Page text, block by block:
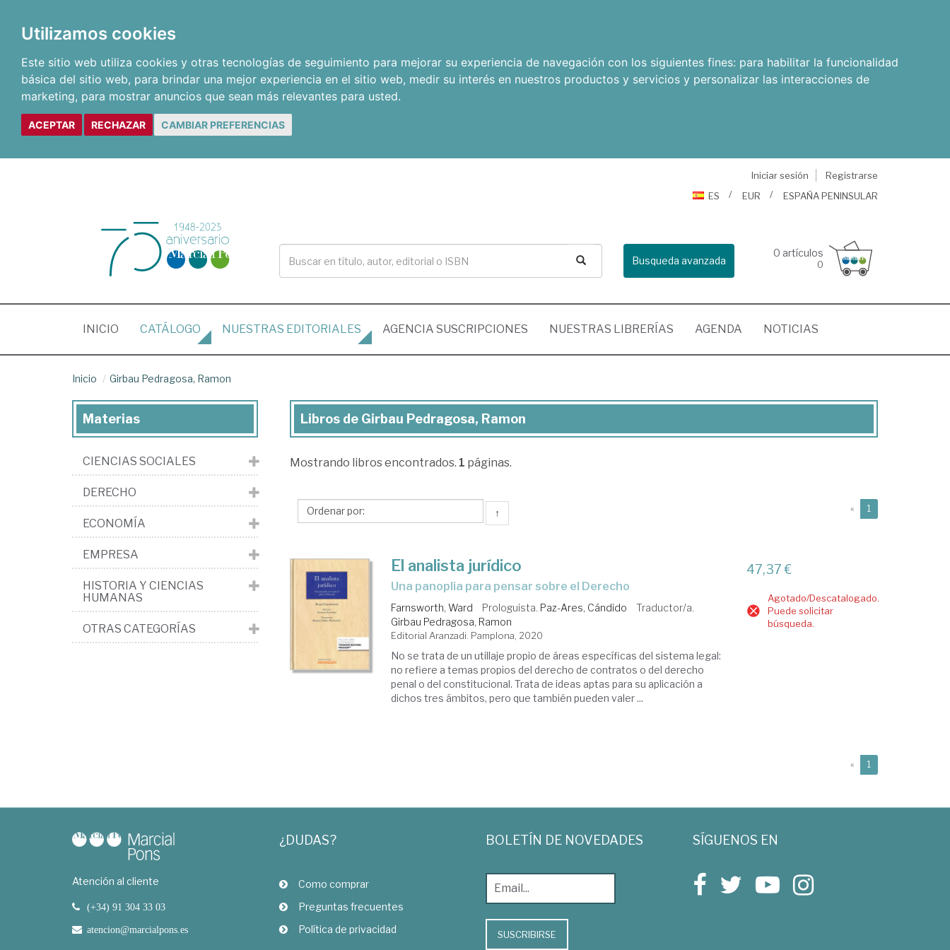
Utilizamos cookies
Este sitio web utiliza cookies y otras tecnologías de seguimiento para mejorar su experiencia de navegación con los siguientes fines: para habilitar la funcionalidad
básica del sitio web, para brindar una mejor experiencia en el sitio web, medir su interés en nuestros productos y servicios y personalizar las interacciones de
marketing, para mostrar anuncios que sean más relevantes para usted.
ACEPTAR RECHAZAR CAMBIAR PREFERENCIAS
Iniciar sesión
Registrarse
ES
EUR ESPAÑA PENINSULAR
Busqueda avanzada
0 artículos
0
INICIO (CURRENT)
CATÁLOGO NUESTRAS EDITORIALES AGENCIA SUSCRIPCIONES NUESTRAS LIBRERÍAS AGENDA NOTICIAS
Inicio Girbau Pedragosa, Ramon
Libros
Girbau
Ramon
Libros de Girbau Pedragosa, Ramon
Mostrando libros encontrados. 1 páginas.
↑ « 1
El analista jurídico
una panoplia para pensar sobre el Derecho
Farnsworth, Ward Prologuista. Paz-Ares, Cándido
Traductor/a.
Girbau Pedragosa, Ramon
Editorial Aranzadi. Pamplona, 2020
No se trata de un utillaje propio de áreas específicas del sistema legal:
no refiere a temas propios del derecho de contratos o del derecho
penal o del constitucional. Trata de ideas aptas para su aplicación a
dichos tres ámbitos, pero que también pueden valer ...
47,37 €
Agotado/Descatalogado.
Puede solicitar
búsqueda.
« 1
Materias
CIENCIAS SOCIALES
DERECHO
ECONOMÍA
EMPRESA
HISTORIA Y CIENCIAS
HUMANAS
OTRAS CATEGORÍAS
Atención al cliente
(+34) 91 304 33 03
atencion@marcialpons.es
¿DUDAS?
Como comprar
Preguntas frecuentes
Política de privacidad
BOLETÍN DE NOVEDADES
SUSCRIBIRSE
SÍGUENOS EN